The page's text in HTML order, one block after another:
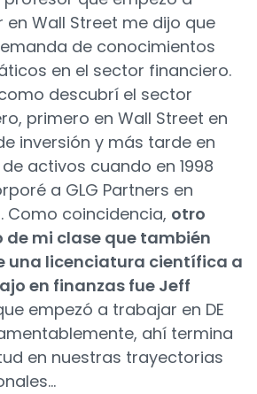
en Wall Street me dijo que
de conocimientos
en el sector financiero.
descubrí el sector
primero en Wall Street en
inversión y más tarde en
activos cuando en 1998
a GLG Partners en
Como coincidencia, otro
de mi clase que también
una licenciatura científica a
en finanzas fue Jeff
empezó a trabajar en DE
ahí termina
en nuestras trayectorias